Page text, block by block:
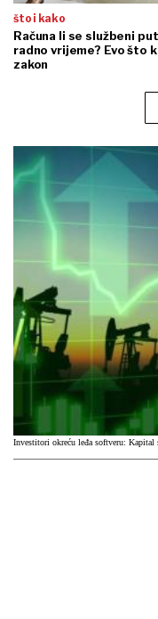
što i kako
Računa li se službeni
radno vrijeme? Evo što
zakon
Investitori okreću leđa softveru: